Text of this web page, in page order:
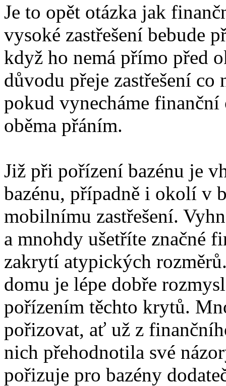
Je to opět otázka jak
vysoké zastřešení bebude
když ho nemá přímo před
důvodu přeje zastřešení
pokud vynecháme
oběma přáním.
Již při pořízení bazénu je
bazénu, případně i okolí v
mobilnímu zastřešení.
a mnohdy ušetříte značné
zakrytí atypických
domu je lépe dobře
pořízením těchto krytů.
pořizovat, ať už z
nich přehodnotila své
pořizuje pro bazény